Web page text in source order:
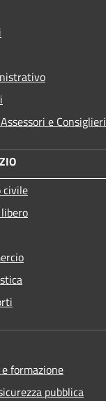
e Consiglieri
civile
formazione
pubblica